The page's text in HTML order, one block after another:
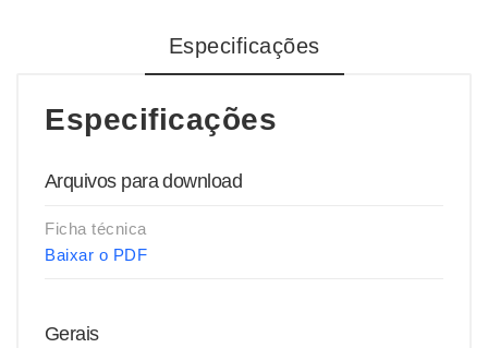
Especificações
Especificações
Arquivos para download
Ficha técnica
Baixar o PDF
Gerais